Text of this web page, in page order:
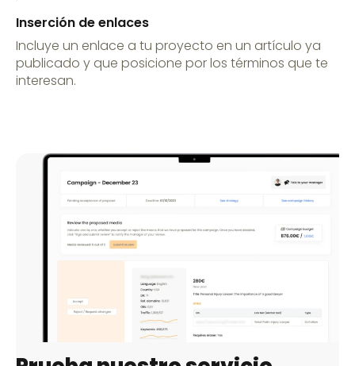
Inserción de enlaces
Incluye un enlace a tu proyecto en un artículo ya
publicado y que posicione por los términos que te
interesan.